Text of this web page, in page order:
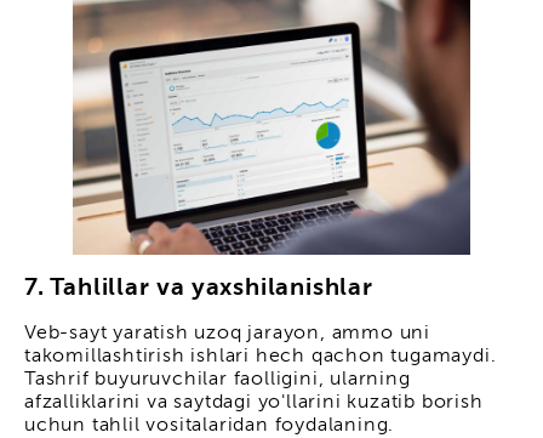
7. Tahlillar va yaxshilanishlar
Veb-sayt yaratish uzoq jarayon, ammo uni
takomillashtirish ishlari hech qachon tugamaydi.
Tashrif buyuruvchilar faolligini, ularning
afzalliklarini va saytdagi yo'llarini kuzatib borish
uchun tahlil vositalaridan foydalaning.